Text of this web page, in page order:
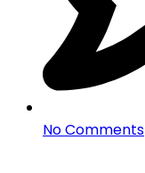
No Comments